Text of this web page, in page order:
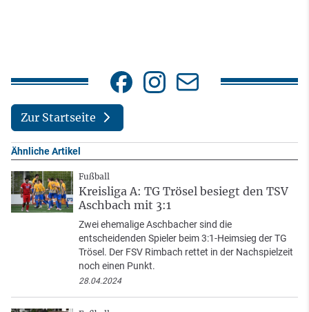
Zur Startseite
Ähnliche Artikel
Fußball
Kreisliga A: TG Trösel besiegt den TSV
Aschbach mit 3:1
Zwei ehemalige Aschbacher sind die
entscheidenden Spieler beim 3:1-Heimsieg der TG
Trösel. Der FSV Rimbach rettet in der Nachspielzeit
noch einen Punkt.
28.04.2024